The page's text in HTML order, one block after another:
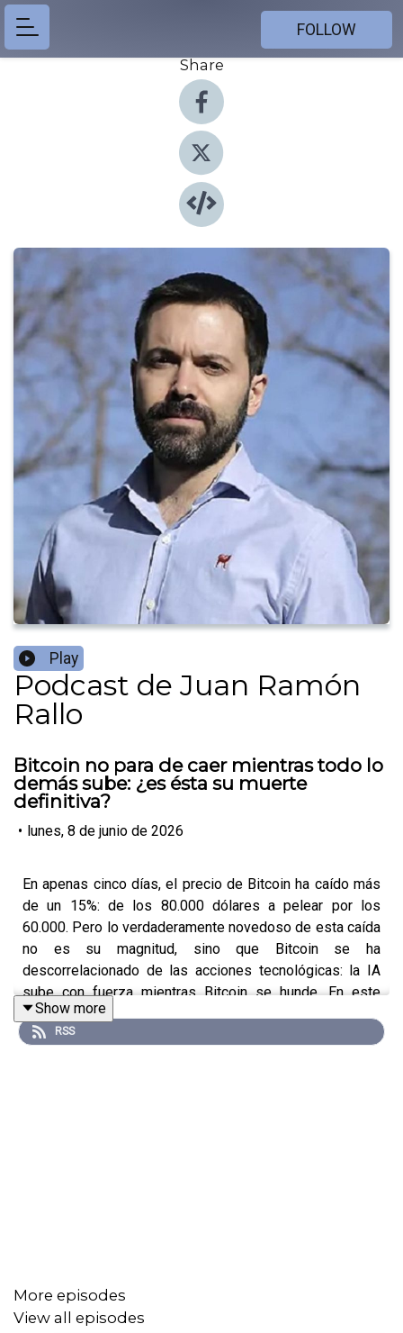
FOLLOW
Share
Play
Podcast de Juan Ramón
Rallo
Bitcoin no para de caer mientras todo lo
demás sube: ¿es ésta su muerte
definitiva?
• lunes, 8 de junio de 2026
En apenas cinco días, el precio de Bitcoin ha caído más
de un 15%: de los 80.000 dólares a pelear por los
60.000. Pero lo verdaderamente novedoso de esta caída
no es su magnitud, sino que Bitcoin se ha
descorrelacionado de las acciones tecnológicas: la IA
sube con fuerza mientras Bitcoin se hunde. En este
vídeo explico por qué esa descorrelación no implica que
Bitcoin haya perdido su lógica económica fundamental,
Show more
RSS
More episodes
View all episodes